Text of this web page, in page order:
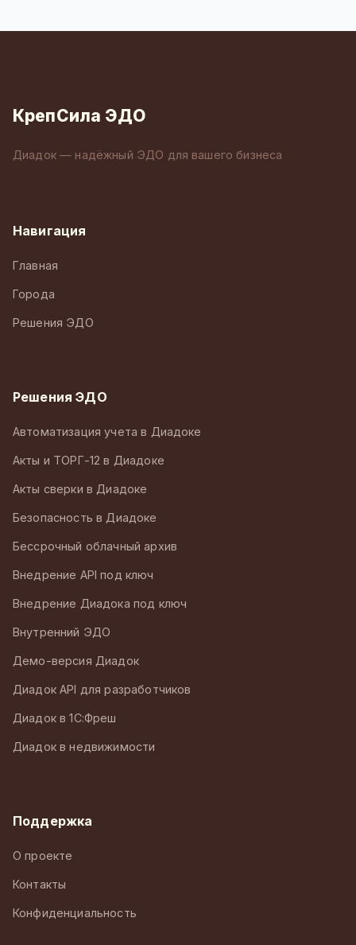
КрепСила ЭДО
Диадок — надёжный ЭДО для вашего бизнеса
Навигация
Главная
Города
Решения ЭДО
Решения ЭДО
Автоматизация учета в Диадоке
Акты и ТОРГ-12 в Диадоке
Акты сверки в Диадоке
Безопасность в Диадоке
Бессрочный облачный архив
Внедрение API под ключ
Внедрение Диадока под ключ
Внутренний ЭДО
Демо-версия Диадок
Диадок API для разработчиков
Диадок в 1С:Фреш
Диадок в недвижимости
Поддержка
О проекте
Контакты
Конфиденциальность